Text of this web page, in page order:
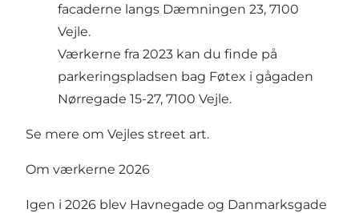
facaderne langs Dæmningen 23, 7100
Vejle.
Værkerne fra 2023 kan du finde på
parkeringspladsen bag Føtex i gågaden
Nørregade 15-27, 7100 Vejle.
Se mere om Vejles street art.
Om værkerne 2026
Igen i 2026 blev Havnegade og Danmarksgade